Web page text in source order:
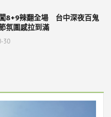
8+9辣翻全場 台中深夜百鬼
氛圍感拉到滿
30